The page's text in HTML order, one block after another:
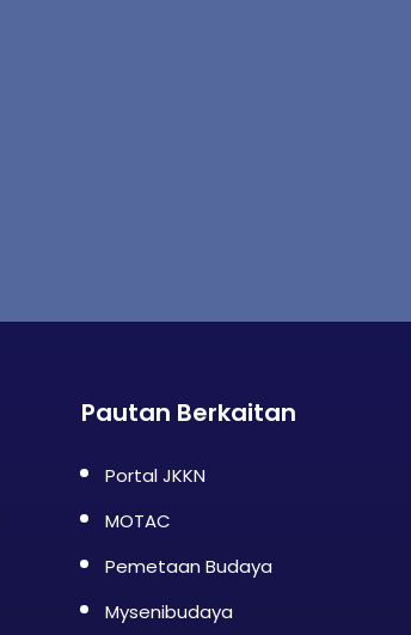
Pautan Berkaitan
Portal JKKN
MOTAC
Pemetaan Budaya
Mysenibudaya